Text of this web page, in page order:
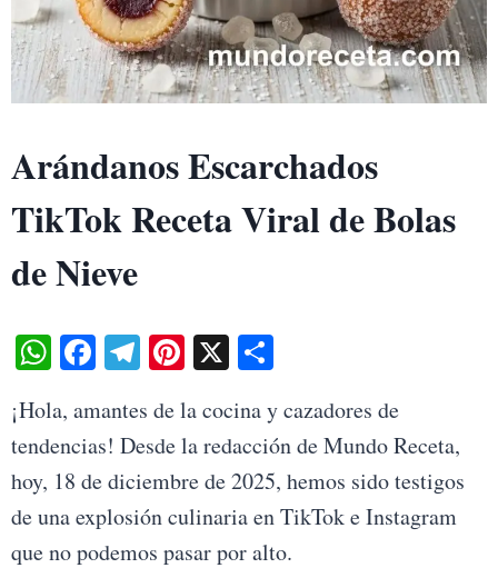
Arándanos Escarchados
TikTok Receta Viral de Bolas
de Nieve
W
ts
A
pp
Fa
bo
ok
Te
gr
a
m
Pi
er
es
t
X S
re
¡Hola, amantes de la cocina y cazadores de
tendencias! Desde la redacción de Mundo Receta,
hoy, 18 de diciembre de 2025, hemos sido testigos
de una explosión culinaria en TikTok e Instagram
que no podemos pasar por alto.